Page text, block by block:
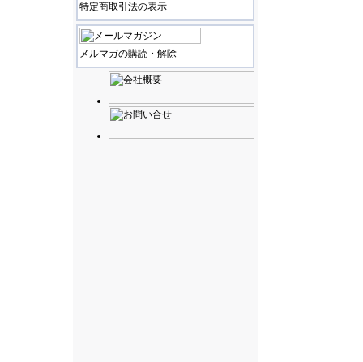
特定商取引法の表示
メルマガの購読・解除